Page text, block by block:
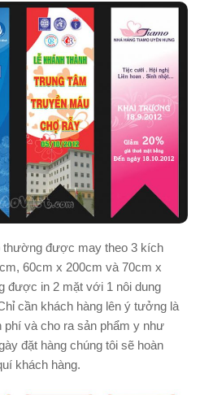
được may theo 3 kích
60cm x 200cm và 70cm x
được in 2 mặt với 1 nôi dung
cần khách hàng lên ý tưởng là
phí và cho ra sản phẩm y như
đặt hàng chúng tôi sẽ hoàn
khách hàng.